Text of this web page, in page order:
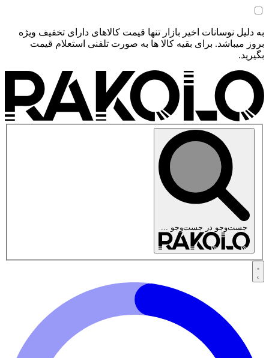
به دلیل نوسانات اخیر بازار تنها قیمت کالاهای دارای تخفیف ویژه
بروز میباشد. برای بقیه کالا ها به صورت تلفنی استعلام قیمت
بگیرید.
جست‌وجو در جست‌وجو ...